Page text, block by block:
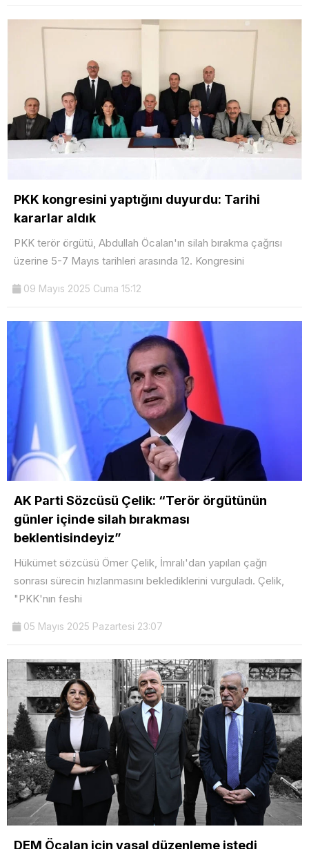
PKK kongresini yaptığını duyurdu: Tarihi
kararlar aldık
PKK terör örgütü, Abdullah Öcalan'ın silah bırakma çağrısı
üzerine 5-7 Mayıs tarihleri arasında 12. Kongresini
09 Mayıs 2025 Cuma 15:12
AK Parti Sözcüsü Çelik: “Terör örgütünün
günler içinde silah bırakması
beklentisindeyiz”
Hükümet sözcüsü Ömer Çelik, İmralı'dan yapılan çağrı
sonrası sürecin hızlanmasını beklediklerini vurguladı. Çelik,
"PKK'nın feshi
05 Mayıs 2025 Pazartesi 23:07
DEM Öcalan için yasal düzenleme istedi